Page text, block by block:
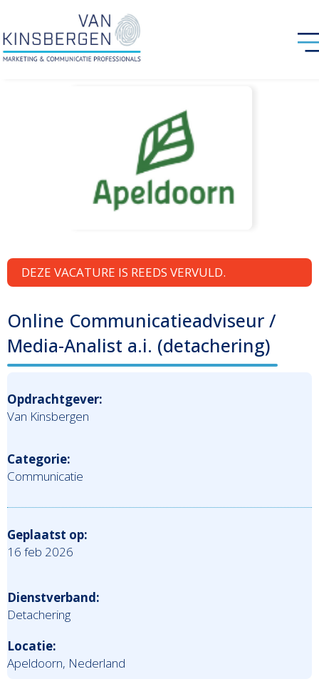
DEZE VACATURE IS REEDS VERVULD.
Online Communicatieadviseur /
Media-Analist a.i. (detachering)
Opdrachtgever:
Van Kinsbergen
Categorie:
Communicatie
Geplaatst op:
16 feb 2026
Dienstverband:
Detachering
Locatie:
Apeldoorn, Nederland